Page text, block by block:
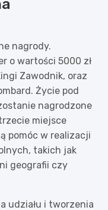
nagrody.
o wartości 5000 zł
Zawodnik, oraz
Życie pod
nagrodzone
miejsce
pomóc w realizacji
takich jak
geografii czy
udziału i tworzenia